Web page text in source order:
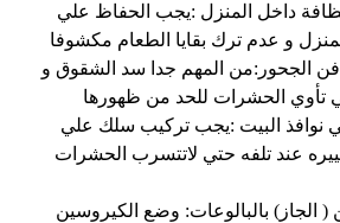
داخل المنزل :يجب الحفاظ علي
و عدم ترك بقايا الطعام مكشوفا
الجحور:من المهم جدا سد الشقوق و
تأوي الحشرات للحد من ظهورها
نوافذ البيت :يجب تركيب سلك علي
عند تلفه حتي لاتتسرب الحشرات
الجاز) بالبالوعات: وضع الكيروسين